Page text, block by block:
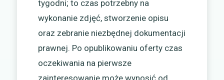
tygodni; to czas potrzebny na
wykonanie zdjęć, stworzenie opisu
oraz zebranie niezbędnej dokumentacji
prawnej. Po opublikowaniu oferty czas
oczekiwania na pierwsze
zainteresowanie może wynosić od